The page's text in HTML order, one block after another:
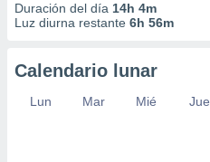
Duración del día 14h 4m
Luz diurna restante 6h 56m
Calendario lunar
Lun Mar Mié Jue